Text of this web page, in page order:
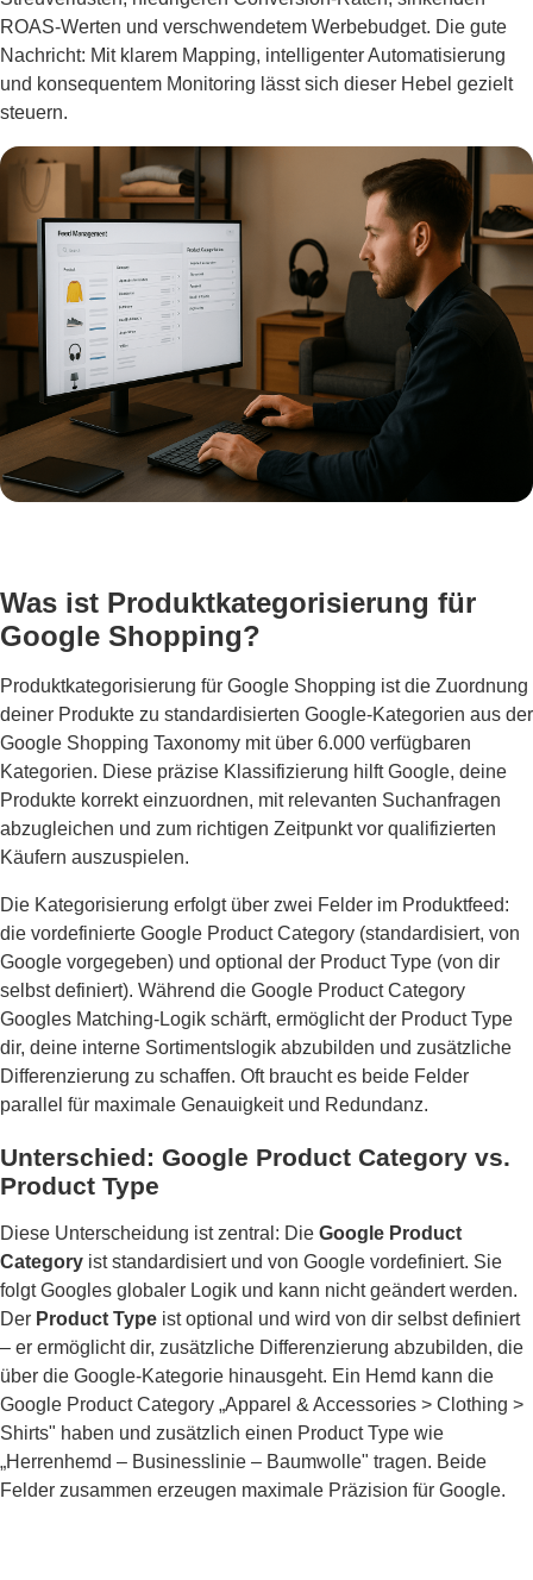
ROAS-Werten und verschwendetem Werbebudget. Die gute
Nachricht: Mit klarem Mapping, intelligenter Automatisierung
und konsequentem Monitoring lässt sich dieser Hebel gezielt
steuern.
Was ist Produktkategorisierung für
Google Shopping?
Produktkategorisierung für Google Shopping ist die Zuordnung
deiner Produkte zu standardisierten Google-Kategorien aus der
Google Shopping Taxonomy mit über 6.000 verfügbaren
Kategorien. Diese präzise Klassifizierung hilft Google, deine
Produkte korrekt einzuordnen, mit relevanten Suchanfragen
abzugleichen und zum richtigen Zeitpunkt vor qualifizierten
Käufern auszuspielen.
Die Kategorisierung erfolgt über zwei Felder im Produktfeed:
die vordefinierte Google Product Category (standardisiert, von
Google vorgegeben) und optional der Product Type (von dir
selbst definiert). Während die Google Product Category
Googles Matching-Logik schärft, ermöglicht der Product Type
dir, deine interne Sortimentslogik abzubilden und zusätzliche
Differenzierung zu schaffen. Oft braucht es beide Felder
parallel für maximale Genauigkeit und Redundanz.
Unterschied: Google Product Category vs.
Product Type
Diese Unterscheidung ist zentral: Die Google Product
Category ist standardisiert und von Google vordefiniert. Sie
folgt Googles globaler Logik und kann nicht geändert werden.
Der Product Type ist optional und wird von dir selbst definiert
– er ermöglicht dir, zusätzliche Differenzierung abzubilden, die
über die Google-Kategorie hinausgeht. Ein Hemd kann die
Google Product Category „Apparel & Accessories > Clothing >
Shirts" haben und zusätzlich einen Product Type wie
„Herrenhemd – Businesslinie – Baumwolle" tragen. Beide
Felder zusammen erzeugen maximale Präzision für Google.